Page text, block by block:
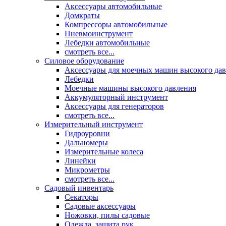
Аксессуары автомобильные
Домкраты
Компрессоры автомобильные
Пневмоинструмент
Лебедки автомобильные
смотреть все...
Силовое оборудование
Аксессуары для моечных машин высокого
Лебедки
Моечные машины высокого давления
Аккумуляторный инструмент
Аксессуары для генераторов
смотреть все...
Измерительный инструмент
Гидроуровни
Дальномеры
Измерительные колеса
Линейки
Микрометры
смотреть все...
Садовый инвентарь
Секаторы
Садовые аксессуары
Ножовки, пилы садовые
Одежда, защита рук